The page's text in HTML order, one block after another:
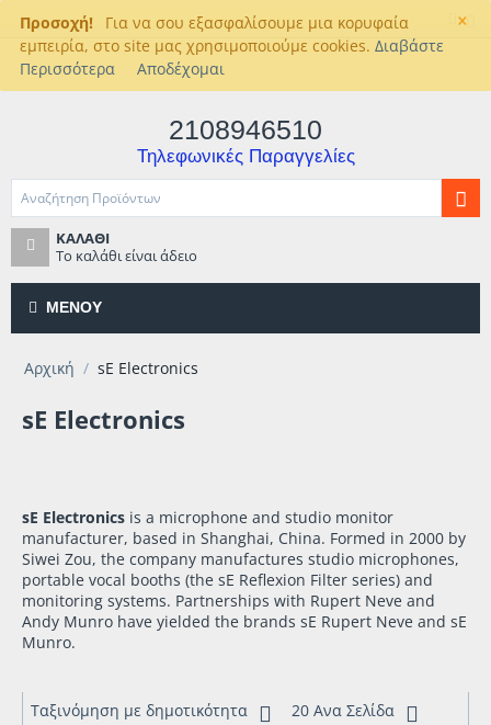
×
Προσοχή!
Για να σου εξασφαλίσουμε μια κορυφαία
εμπειρία, στο site μας χρησιμοποιούμε cookies. Διαβάστε
Περισσότερα
Αποδέχομαι
2108946510
Τηλεφωνικές Παραγγελίες
ΚΑΛΆΘΙ
Το καλάθι είναι άδειο
ΜΕΝΟΎ
Αρχική / sE Electronics
sE Electronics
sE Electronics is a microphone and studio monitor
manufacturer, based in Shanghai, China. Formed in 2000 by
Siwei Zou, the company manufactures studio microphones,
portable vocal booths (the sE Reflexion Filter series) and
monitoring systems. Partnerships with Rupert Neve and
Andy Munro have yielded the brands sE Rupert Neve and sE
Munro.
Ταξινόμηση με δημοτικότητα 20 Ανα Σελίδα